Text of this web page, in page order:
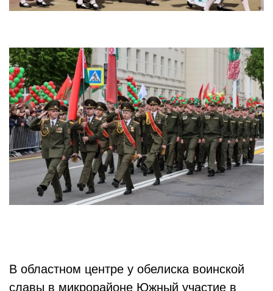
В областном центре у обелиска воинской
славы в микрорайоне Южный участие в